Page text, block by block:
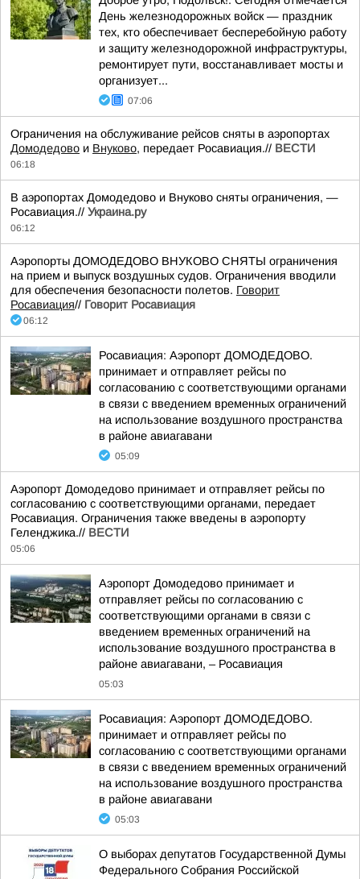
День железнодорожных войск — праздник
тех, кто обеспечивает бесперебойную работу
и защиту железнодорожной инфраструктуры,
ремонтирует пути, восстанавливает мосты и
организует...
07:06
Ограничения на обслуживание рейсов сняты в аэропортах
Домодедово и Внуково, передает Росавиация.// ВЕСТИ
06:18
В аэропортах Домодедово и Внуково сняты ограничения, —
Росавиация.// Украина.ру
06:12
Аэропорты ДОМОДЕДОВО ВНУКОВО СНЯТЫ ограничения
на прием и выпуск воздушных судов. Ограничения вводили
для обеспечения безопасности полетов. Говорит
Росавиация// Говорит Росавиация
06:12
Росавиация: Аэропорт ДОМОДЕДОВО.
принимает и отправляет рейсы по
согласованию с соответствующими органами
в связи с введением временных ограничений
на использование воздушного пространства
в районе авиагавани
05:09
Аэропорт Домодедово принимает и отправляет рейсы по
согласованию с соответствующими органами, передает
Росавиация. Ограничения также введены в аэропорту
Геленджика.// ВЕСТИ
05:06
Аэропорт Домодедово принимает и
отправляет рейсы по согласованию с
соответствующими органами в связи с
введением временных ограничений на
использование воздушного пространства в
районе авиагавани, – Росавиация
05:03
Росавиация: Аэропорт ДОМОДЕДОВО.
принимает и отправляет рейсы по
согласованию с соответствующими органами
в связи с введением временных ограничений
на использование воздушного пространства
в районе авиагавани
05:03
О выборах депутатов Государственной Думы
Федерального Собрания Российской